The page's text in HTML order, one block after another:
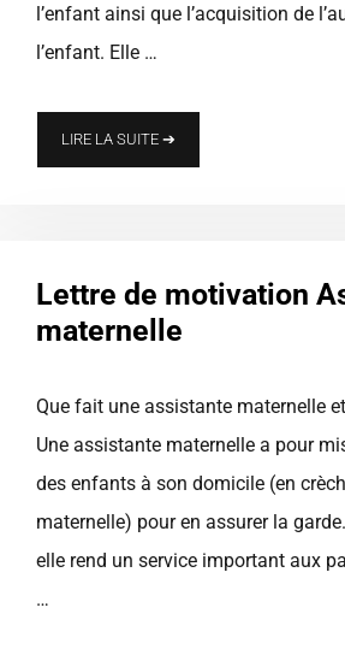
l’enfant ainsi que l’acquisition de
l’enfant. Elle …
LIRE LA SUITE ➔
Lettre de motivation
maternelle
Que fait une assistante maternelle
Une assistante maternelle a pour
des enfants à son domicile (en
maternelle) pour en assurer la
elle rend un service important aux
…